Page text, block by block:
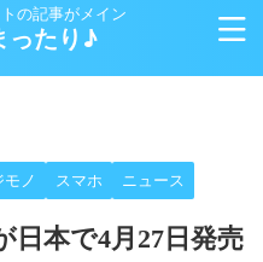
の記事がメイン
ったり♪
ノ スマホ ニュース
日本で4月27日発売